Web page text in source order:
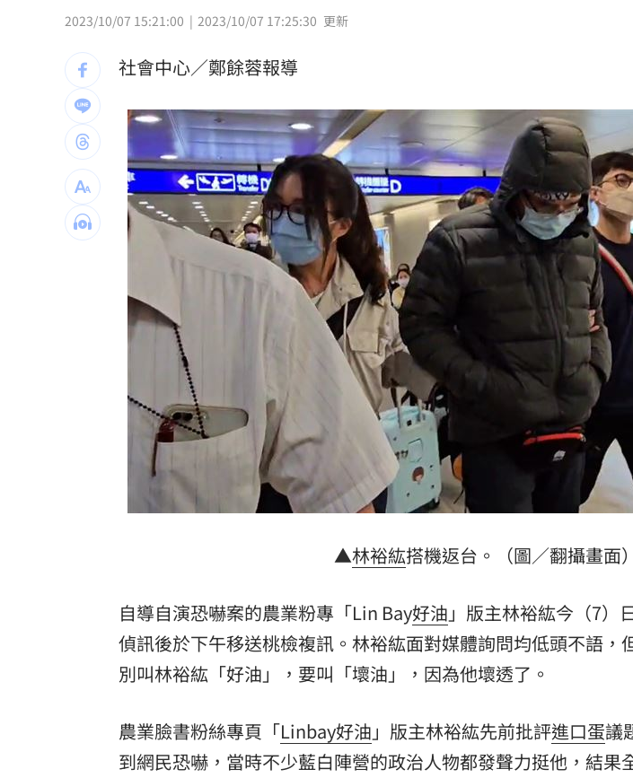
女律師為何騙到慈濟10億？李怡貞驚揭身分
淚別高希均！沈春華悲痛揭私下真面目
北京爆不滿對台軍售 美國防官員訪中受阻 05:39
韓股又出事？高盛喊出「新目標價」 05:35
台北市長投票結果曝 她驚喊：蔣該緊張了 05:33
慈濟遭詐10億 陳時中4年前苦勸1句被罵爆 05:32
設備大廠的「他」！上半年獲利達去年6成 05:30
外資砍它2萬張 38萬股東拿綠螢光棒自嗨
台灣彩券開獎直播中
LIVE三立+24小時直播 15:27
三立iNEWS新聞台線上直播 18:00
理想混蛋號召粉絲跨海追星吃美食！ 18:15
2023/10/07 15:21:00 2023/10/07 17:25:30 更新
社會中心／鄭餘蓉報導
▲林裕紘搭機返台。（圖／翻攝畫面）
自導自演恐嚇案的農業粉專「Lin Bay好油 」版主林裕紘今（7）
偵訊後於下午移送桃檢複訊。林裕紘面對媒體詢問均低頭不語，
別叫林裕紘「好油」，要叫「壞油」，因為他壞透了。
農業臉書粉絲專頁「Linbay好油 」版主林裕紘先前批評進口蛋議
到網民恐嚇，當時不少藍白陣營的政治人物都發聲力挺他，結果